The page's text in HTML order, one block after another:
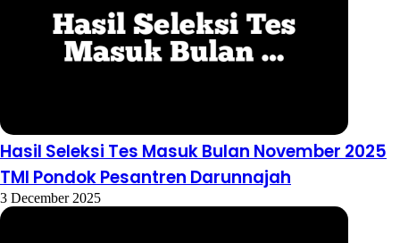
Hasil Seleksi Tes Masuk Bulan November 2025
TMI Pondok Pesantren Darunnajah
3 December 2025